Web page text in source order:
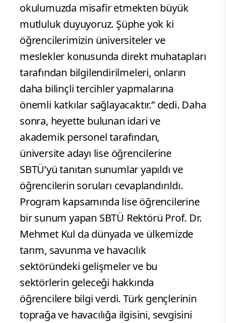
okulumuzda misafir etmekten büyük
mutluluk duyuyoruz. Şüphe yok ki
öğrencilerimizin üniversiteler ve
meslekler konusunda direkt muhatapları
tarafından bilgilendirilmeleri, onların
daha bilinçli tercihler yapmalarına
önemli katkılar sağlayacaktır.” dedi. Daha
sonra, heyette bulunan idari ve
akademik personel tarafından,
üniversite adayı lise öğrencilerine
SBTÜ’yü tanıtan sunumlar yapıldı ve
öğrencilerin soruları cevaplandırıldı.
Program kapsamında lise öğrencilerine
bir sunum yapan SBTÜ Rektörü Prof. Dr.
Mehmet Kul da dünyada ve ülkemizde
tarım, savunma ve havacılık
sektöründeki gelişmeler ve bu
sektörlerin geleceği hakkında
öğrencilere bilgi verdi. Türk gençlerinin
toprağa ve havacılığa ilgisini, sevgisini